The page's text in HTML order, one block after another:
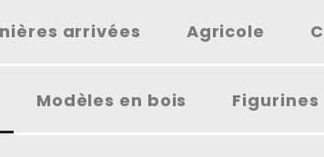
arrivées Agricole
Modèles en bois Figurines